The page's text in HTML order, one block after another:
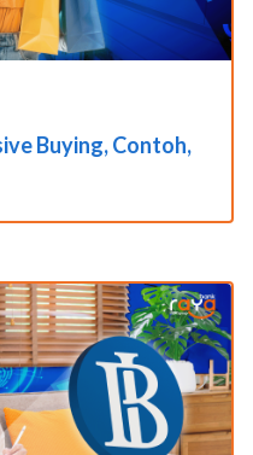
Buying, Contoh,